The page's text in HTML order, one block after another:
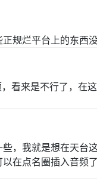
规烂平台上的东西
看来是不行了，在
，我就是想在天台
在点名圈插入音频